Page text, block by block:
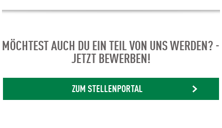
MÖCHTEST AUCH DU EIN TEIL VON UNS WERDEN? -
JETZT BEWERBEN!
ZUM STELLENPORTAL